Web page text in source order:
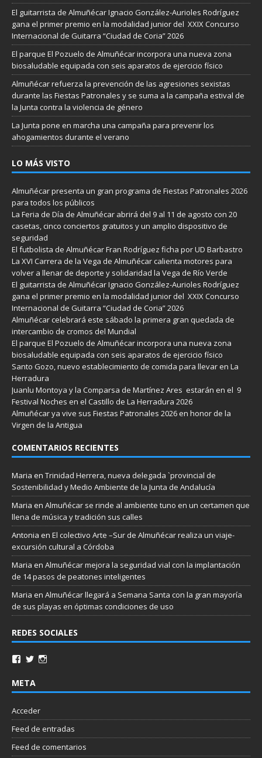
El guitarrista de Almuñécar Ignacio González-Aurioles Rodríguez
gana el primer premio en la modalidad junior del XXIX Concurso
Internacional de Guitarra “Ciudad de Coria” 2026
El parque El Pozuelo de Almuñécar incorpora una nueva zona
biosaludable equipada con seis aparatos de ejercicio físico
Almuñécar refuerza la prevención de las agresiones sexistas
durante las Fiestas Patronales y se suma a la campaña estival de
la Junta contra la violencia de género
La Junta pone en marcha una campaña para prevenir los
ahogamientos durante el verano
LO MÁS VISTO
Almuñécar presenta un gran programa de Fiestas Patronales 2026
para todos los públicos
La Feria de Día de Almuñécar abrirá del 9 al 11 de agosto con 20
casetas, cinco conciertos gratuitos y un amplio dispositivo de
seguridad
El futbolista de Almuñécar Fran Rodríguez ficha por UD Barbastro
La XVI Carrera de la Vega de Almuñécar calienta motores para
volver a llenar de deporte y solidaridad la Vega de Río Verde
El guitarrista de Almuñécar Ignacio González-Aurioles Rodríguez
gana el primer premio en la modalidad junior del XXIX Concurso
Internacional de Guitarra “Ciudad de Coria” 2026
Almuñécar celebrará este sábado la primera gran quedada de
intercambio de cromos del Mundial
El parque El Pozuelo de Almuñécar incorpora una nueva zona
biosaludable equipada con seis aparatos de ejercicio físico
Santo Gozo, nuevo establecimiento de comida para llevar en La
Herradura
Juanlu Montoya y la Comparsa de Martínez Ares estarán en el 9
Festival Noches en el Castillo de La Herradura 2026
Almuñécar ya vive sus Fiestas Patronales 2026 en honor de la
Virgen de la Antigua
COMENTARIOS RECIENTES
Maria en Trinidad Herrera, nueva delegada `provincial de
Sostenibilidad y Medio Ambiente de la Junta de Andalucía
Maria en Almuñécar se rinde al ambiente tuno en un certamen que
llena de música y tradición sus calles
Antonia en El colectivo Arte –Sur de Almuñécar realiza un viaje-
excursión cultural a Córdoba
Maria en Almuñécar mejora la seguridad vial con la implantación
de 14 pasos de peatones inteligentes
Maria en Almuñécar llegará a Semana Santa con la gran mayoría
de sus playas en óptimas condiciones de uso
REDES SOCIALES
META
Acceder
Feed de entradas
Feed de comentarios